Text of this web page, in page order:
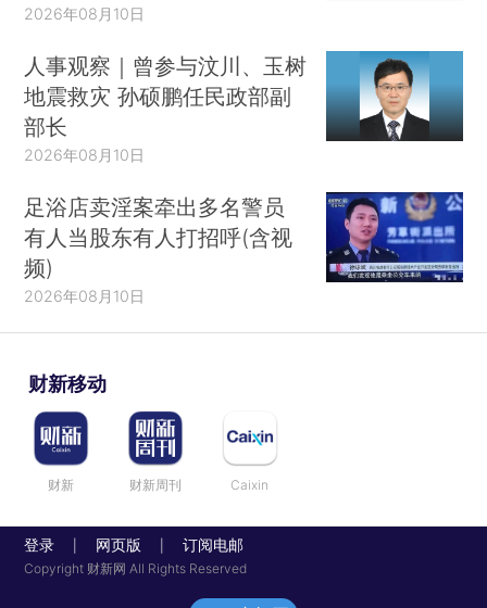
2026年08月10日
人事观察｜曾参与汶川、玉树
地震救灾 孙硕鹏任民政部副
部长
2026年08月10日
足浴店卖淫案牵出多名警员
有人当股东有人打招呼(含视
频)
2026年08月10日
财新移动
财新 财新周刊 Caixin
登录 网页版 订阅电邮
Copyright 财新网 All Rights Reserved